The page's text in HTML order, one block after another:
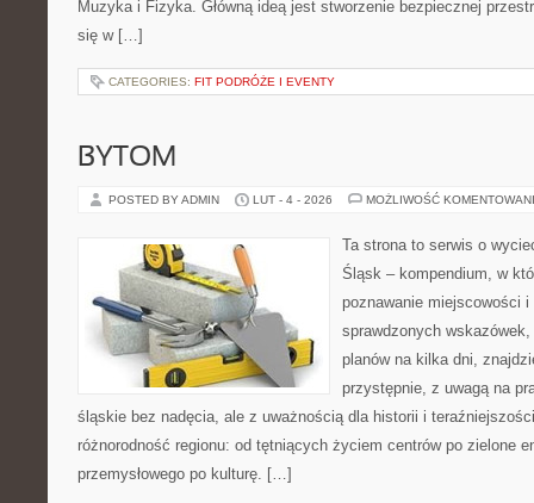
Muzyka i Fizyka. Główną ideą jest stworzenie bezpiecznej
się w […]
CATEGORIES: FIT PODRÓŻE I EVENTY
BYTOM
POSTED BY ADMIN LUT - 4 - 2026 MOŻLIWOŚĆ
Ta strona to serwis o
Śląsk – kompendium, w
poznawanie miejscowości
sprawdzonych
planów na kilka dni,
przystępnie, z uwagą na
śląskie bez nadęcia, ale z uważnością dla historii i
różnorodność regionu: od tętniących życiem centrów po zielone
przemysłowego po kulturę. […]